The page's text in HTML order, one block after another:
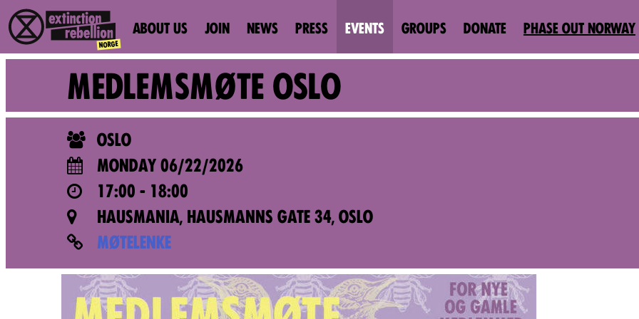
ABOUT US JOIN NEWS PRESS EVENTS GROUPS DONATE PHASE OUT NORWAY
MEDLEMSMØTE OSLO
OSLO
MONDAY 06/22/2026
17:00 - 18:00
HAUSMANIA, HAUSMANNS GATE 34, OSLO
MØTELENKE